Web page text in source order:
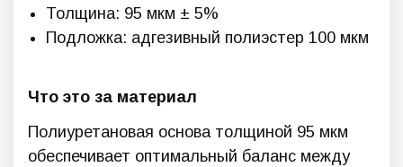
Толщина: 95 мкм ± 5%
Подложка: адгезивный полиэстер 100 мкм
Что это за материал
Полиуретановая основа толщиной 95 мкм
обеспечивает оптимальный баланс между